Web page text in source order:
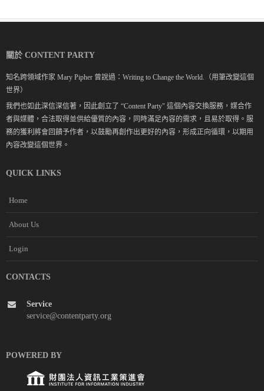
關於 CONTENT PARTY
知名跨領域作家 Mary Pipher 曾說過：Writing to Change the World.（用筆改變這個
世界）
我們也如此深信深信著，因此創立了 “Content Party" 這個內容交換服務，媒合作
者與媒體，合法取得並供給優質的內容，同時滿足內容的需求，且易於取得。服
務的獲利將會回饋予作者，以鼓勵再創作出更好的內容，形成正向循環，以期用
內容改變這個世界。
QUICK LINKS
Home
About Us
Login
CONTACTS
Service
service@contentparty.org
POWERED BY